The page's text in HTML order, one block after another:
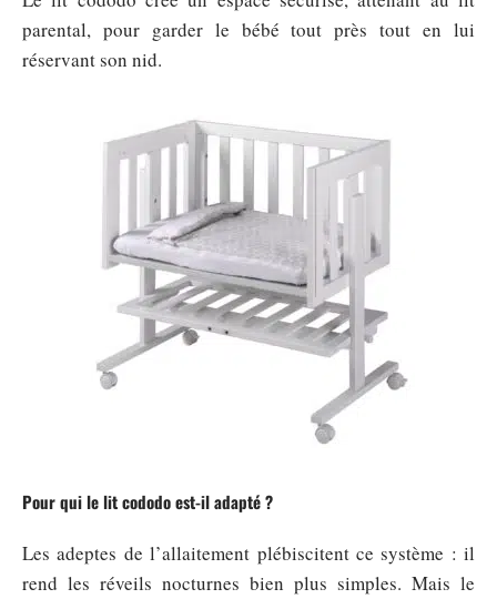
parental, pour garder le bébé tout près tout en lui
réservant son nid.
Pour qui le lit cododo est-il adapté ?
Les adeptes de l’allaitement plébiscitent ce système : il
rend les réveils nocturnes bien plus simples. Mais le